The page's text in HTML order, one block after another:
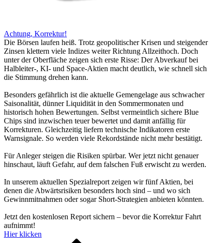
Achtung, Korrektur!
Die Börsen laufen heiß. Trotz geopolitischer Krisen und steigender
Zinsen klettern viele Indizes weiter Richtung Allzeithoch. Doch
unter der Oberfläche zeigen sich erste Risse: Der Abverkauf bei
Halbleiter-, KI- und Space-Aktien macht deutlich, wie schnell sich
die Stimmung drehen kann.
Besonders gefährlich ist die aktuelle Gemengelage aus schwacher
Saisonalität, dünner Liquidität in den Sommermonaten und
historisch hohen Bewertungen. Selbst vermeintlich sichere Blue
Chips sind inzwischen teuer bewertet und damit anfällig für
Korrekturen. Gleichzeitig liefern technische Indikatoren erste
Warnsignale. So werden viele Rekordstände nicht mehr bestätigt.
Für Anleger steigen die Risiken spürbar. Wer jetzt nicht genauer
hinschaut, läuft Gefahr, auf dem falschen Fuß erwischt zu werden.
In unserem aktuellen Spezialreport zeigen wir fünf Aktien, bei
denen die Abwärtsrisiken besonders hoch sind – und wo sich
Gewinnmitnahmen oder sogar Short-Strategien anbieten könnten.
Jetzt den kostenlosen Report sichern – bevor die Korrektur Fahrt
aufnimmt!
Hier klicken